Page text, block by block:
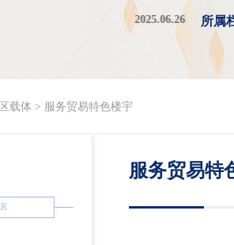
贸易特色楼宇 2025.07.22
载体 > 服务贸易特色楼宇
服务贸易特